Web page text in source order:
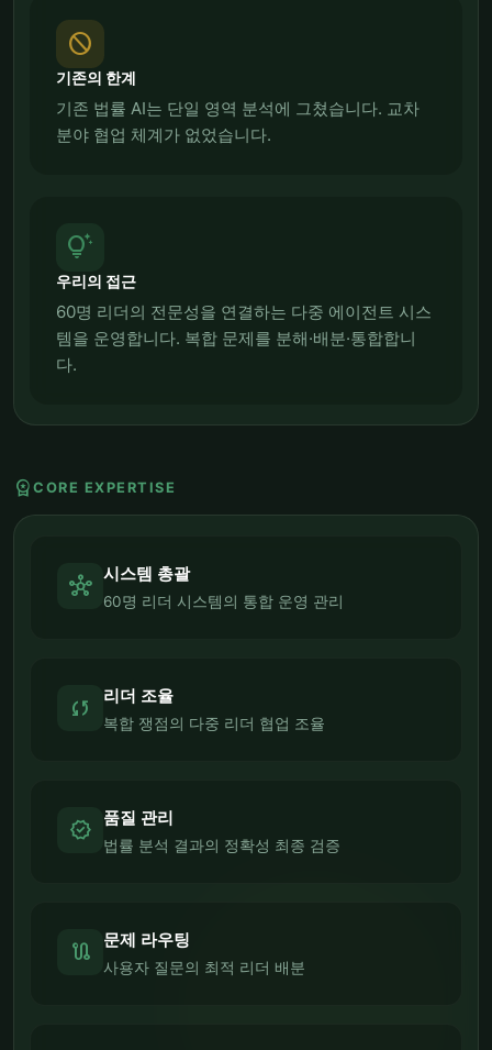
block
기존의 한계
기존 법률 AI는 단일 영역 분석에 그쳤습니다. 교차
분야 협업 체계가 없었습니다.
tips_and_updates
우리의 접근
60명 리더의 전문성을 연결하는 다중 에이전트 시스
템을 운영합니다. 복합 문제를 분해·배분·통합합니
다.
workspace_premium CORE EXPERTISE
hub 시스템 총괄
60명 리더 시스템의 통합 운영 관리
sync 리더 조율
복합 쟁점의 다중 리더 협업 조율
verified 품질 관리
법률 분석 결과의 정확성 최종 검증
route 문제 라우팅
사용자 질문의 최적 리더 배분